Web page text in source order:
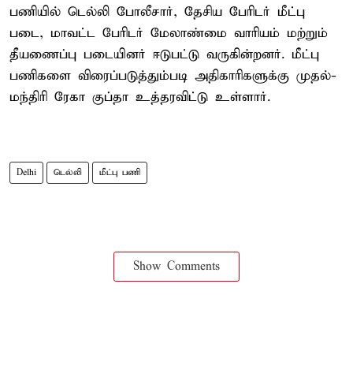
பணியில் டெல்லி போலீசார், தேசிய பேரிடர் மீட்பு
படை, மாவட்ட பேரிடர் மேலாண்மை வாரியம் மற்றும்
தீயணைப்பு படையினர் ஈடுபட்டு வருகின்றனர். மீட்பு
பணிகளை விரைப்படுத்தும்படி அதிகாரிகளுக்கு முதல்-
மந்திரி ரேகா குப்தா உத்தரவிட்டு உள்ளார்.
Delhi டெல்லி மீட்பு பணி
Show Comments